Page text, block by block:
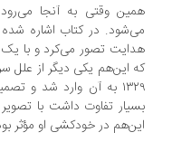
وقتی به آنجا می‌رود از
در کتاب اشاره شده که
تصور می‌کرد و با یک
این‌هم یکی دیگر از علل
۱۳۲۹ به آن وارد شد و تصمیم
تفاوت داشت با تصویر
در خودکشی او مؤثر بود‌».